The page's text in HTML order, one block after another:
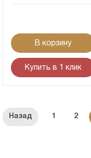
В корзину
Купить в 1 клик
1 2